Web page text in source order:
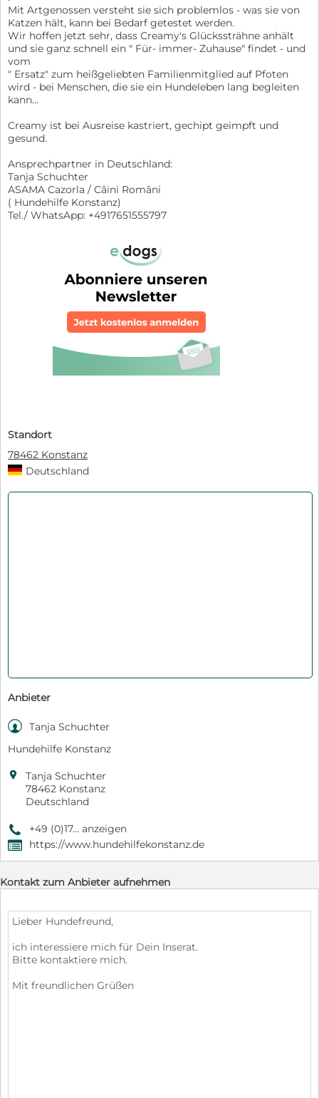
Mit Artgenossen versteht sie sich problemlos - was sie von
Katzen hält, kann bei Bedarf getestet werden.
Wir hoffen jetzt sehr, dass Creamy's Glückssträhne anhält
und sie ganz schnell ein " Für- immer- Zuhause" findet - und
vom
" Ersatz" zum heißgeliebten Familienmitglied auf Pfoten
wird - bei Menschen, die sie ein Hundeleben lang begleiten
kann...
Creamy ist bei Ausreise kastriert, gechipt geimpft und
gesund.
Ansprechpartner in Deutschland:
Tanja Schuchter
ASAMA Cazorla / Câini Români
( Hundehilfe Konstanz)
Tel./ WhatsApp: +4917651555797
Standort
78462 Konstanz
Deutschland
Anbieter
 Tanja Schuchter
Hundehilfe Konstanz

Tanja Schuchter
78462 Konstanz
Deutschland
9 +49 (0)17... anzeigen
, https://www.hundehilfekonstanz.de
Kontakt zum Anbieter aufnehmen